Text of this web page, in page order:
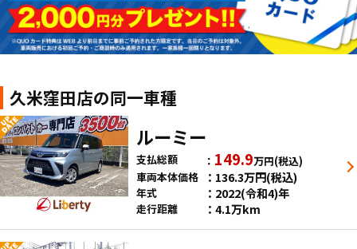
久米窪田店の同一車種
ルーミー
支払総額 149.9万円(税込)
車両本体価格
136.3万円(税込)
年式 2022(令和4)年
走行距離 4.1万km